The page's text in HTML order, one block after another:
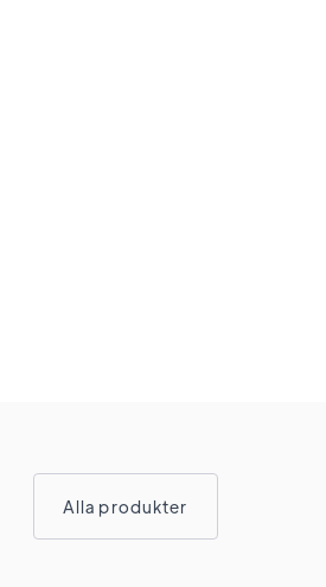
Alla produkter